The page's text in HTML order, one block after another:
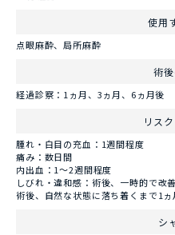
使用
点眼麻酔、局所麻酔
術
経過診察：1ヵ月、3ヵ月、6ヵ月後
リス
腫れ・白目の充血：1週間程度
痛み：数日間
内出血：1～2週間程度
しびれ・違和感：術後、一時的で改善
術後、自然な状態に落ち着くまで1ヵ
シ